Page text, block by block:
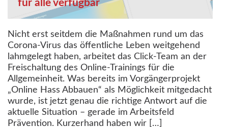
für alle verfügbar
Nicht erst seitdem die Maßnahmen rund um das
Corona-Virus das öffentliche Leben weitgehend
lahmgelegt haben, arbeitet das Click-Team an der
Freischaltung des Online-Trainings für die
Allgemeinheit. Was bereits im Vorgängerprojekt
„Online Hass Abbauen“ als Möglichkeit mitgedacht
wurde, ist jetzt genau die richtige Antwort auf die
aktuelle Situation – gerade im Arbeitsfeld
Prävention. Kurzerhand haben wir […]